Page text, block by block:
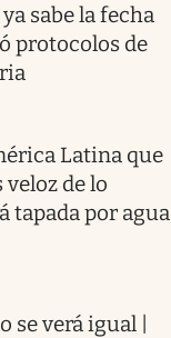
sabe la fecha
protocolos de
Latina que
de lo
tapada por agua
se verá igual |